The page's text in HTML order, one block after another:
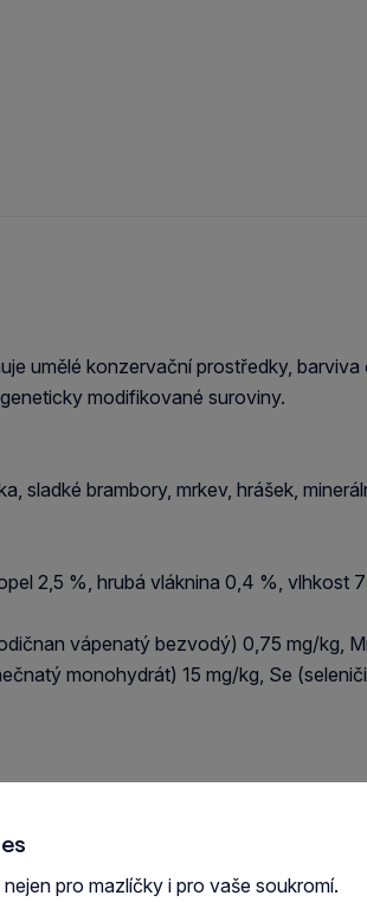
umělé konzervační prostředky, barviva
modifikované suroviny.
sladké brambory, mrkev, hrášek,
2,5 %, hrubá vláknina 0,4 %, vlhkost
vápenatý bezvodý) 0,75 mg/kg,
monohydrát) 15 mg/kg, Se
pro mazlíčky i pro vaše soukromí.